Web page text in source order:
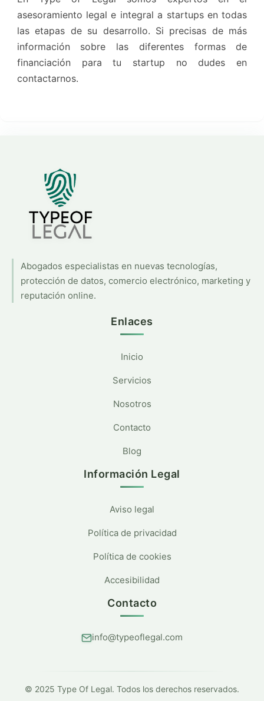
asesoramiento legal e integral a startups en todas
las etapas de su desarrollo. Si precisas de más
información sobre las diferentes formas de
financiación para tu startup no dudes en
contactarnos.
Abogados especialistas en nuevas tecnologías,
protección de datos, comercio electrónico, marketing y
reputación online.
Enlaces
Inicio
Servicios
Nosotros
Contacto
Blog
Información Legal
Aviso legal
Política de privacidad
Política de cookies
Accesibilidad
Contacto
info@typeoflegal.com
© 2025 Type Of Legal. Todos los derechos reservados.